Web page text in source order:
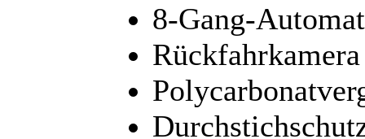
8-Gang-
Rückfahrkamera